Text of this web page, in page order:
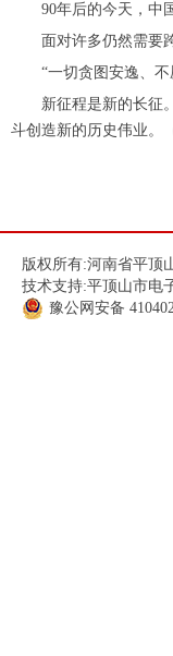
90年后的今天，中国
面对许多仍然需要跨
“一切贪图安逸、不
新征程是新的长征。
斗创造新的历史伟业。
版权所有:河南省平顶
技术支持:平顶山市电
豫公网安备